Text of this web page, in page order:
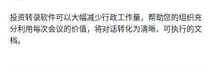
投资转录软件可以大幅减少行政工作量，帮助您的组织充
分利用每次会议的价值，将对话转化为清晰、可执行的文
档。